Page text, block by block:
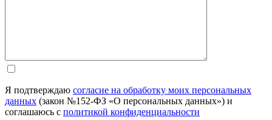
Я подтверждаю согласие на обработку моих персональных
данных (закон №152-ФЗ «О персональных данных») и
соглашаюсь с политикой конфиденциальности